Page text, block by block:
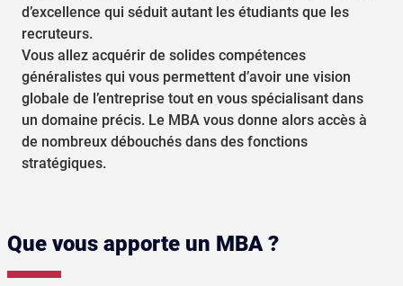
d’excellence qui séduit autant les étudiants que les
recruteurs.
Vous allez acquérir de solides compétences
généralistes qui vous permettent d’avoir une vision
globale de l’entreprise tout en vous spécialisant dans
un domaine précis. Le MBA vous donne alors accès à
de nombreux débouchés dans des fonctions
stratégiques.
Que vous apporte un MBA ?